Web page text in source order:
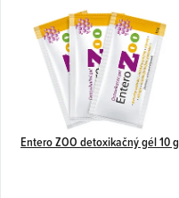
Entero ZOO detoxikačný gél 10 g